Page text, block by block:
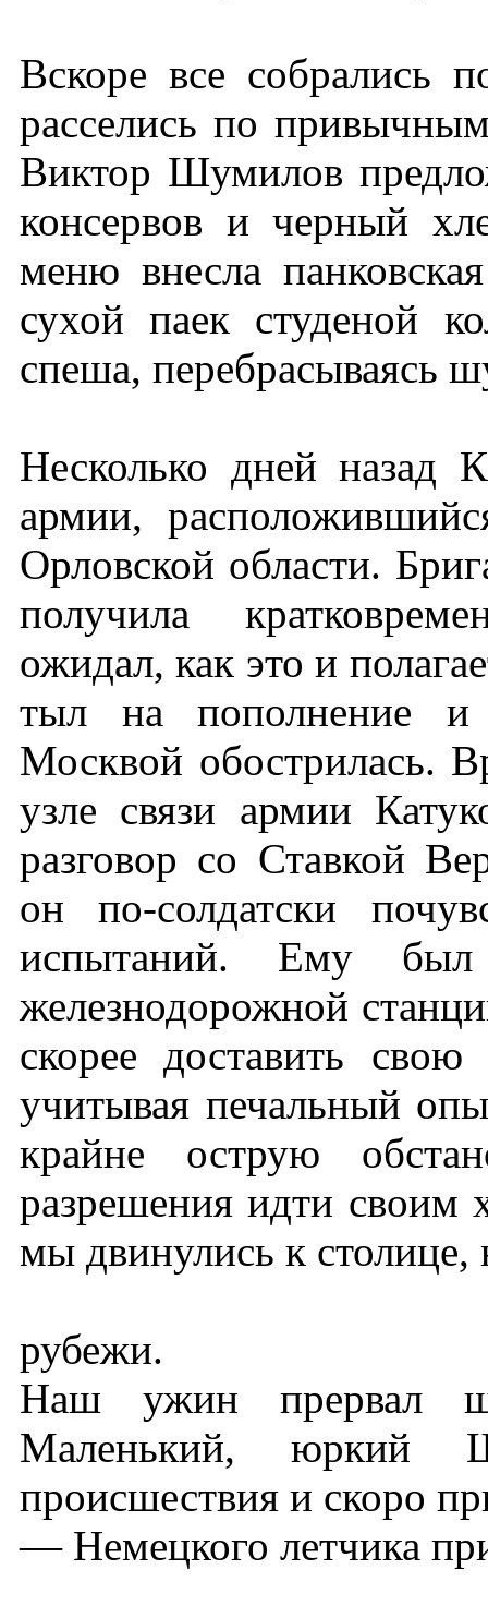
Вскоре все собрались
расселись по
Виктор Шумилов
консервов и черный
меню внесла
сухой паек студеной
спеша, перебрасываясь
Несколько дней назад
армии,
Орловской области.
получила
ожидал, как это и
тыл на пополнение
Москвой обострилась.
узле связи армии
разговор со Ставкой
он по-солдатски
испытаний. Ему
железнодорожной
скорее доставить
учитывая печальный
крайне острую
разрешения идти
мы двинулись к
рубежи.
Наш ужин прервал
Маленький, юркий
происшествия и скоро
— Немецкого летчика